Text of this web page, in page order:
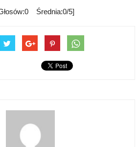
Średnia:0/5]